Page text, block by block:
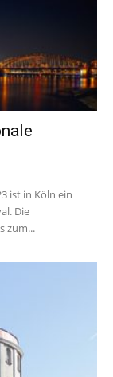
ist in Köln ein
Die
zum...